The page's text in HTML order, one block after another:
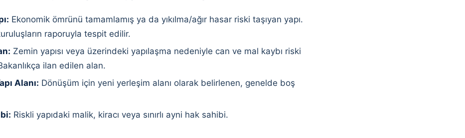
Ekonomik ömrünü tamamlamış ya da yıkılma/ağır hasar riski taşıyan yapı.
raporuyla tespit edilir.
Zemin yapısı veya üzerindeki yapılaşma nedeniyle can ve mal kaybı riski
ilan edilen alan.
Alanı: Dönüşüm için yeni yerleşim alanı olarak belirlenen, genelde boş
Riskli yapıdaki malik, kiracı veya sınırlı ayni hak sahibi.